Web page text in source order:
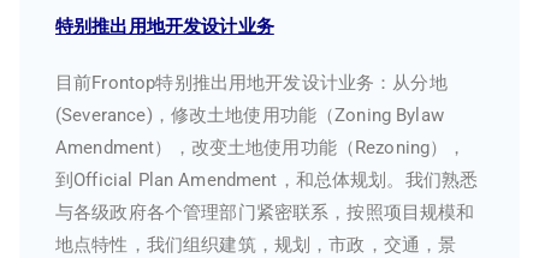
特别推出用地开发设计业务
目前Frontop特别推出用地开发设计业务：从分地
(Severance)，修改土地使用功能（Zoning Bylaw
Amendment），改变土地使用功能（Rezoning），
到Official Plan Amendment，和总体规划。我们熟悉
与各级政府各个管理部门紧密联系，按照项目规模和
地点特性，我们组织建筑，规划，市政，交通，景